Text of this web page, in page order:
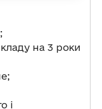
на 3 роки
і